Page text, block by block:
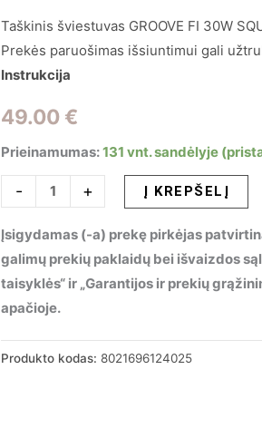
Taškinis šviestuvas GROOVE FI 30W
Prekės paruošimas išsiuntimui gali
Instrukcija
49.00 €
Prieinamumas:131 vnt. sandėlyje
-
produkto
kiekis:
Taškinis
šviestuvas
GROOVE
FI
SQUARE
+ Į KREPŠELĮ
Įsigydamas (-a) prekę pirkėjas
galimų prekių paklaidų bei išvaizdos
taisyklės“ ir „Garantijos ir prekių
apačioje.
Produkto kodas: 8021696124025